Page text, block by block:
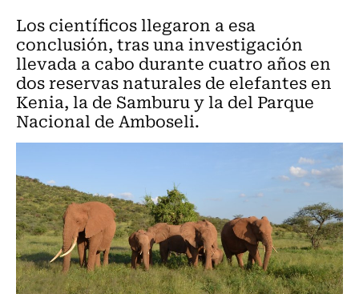
Los científicos llegaron a esa
conclusión, tras una investigación
llevada a cabo durante cuatro años en
dos reservas naturales de elefantes en
Kenia, la de Samburu y la del Parque
Nacional de Amboseli.